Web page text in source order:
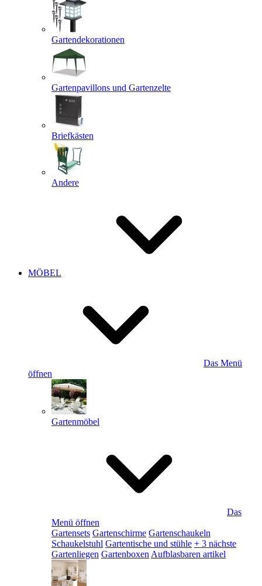
Gartendekorationen
Gartenpavillons und Gartenzelte
Briefkästen
Andere
MÖBEL
Das Menü
öffnen
Gartenmöbel
Das
Menü öffnen
Gartensets Gartenschirme Gartenschaukeln
Schaukelstuhl Gartentische und stühle + 3 nächste
Gartenliegen Gartenboxen Aufblasbaren artikel